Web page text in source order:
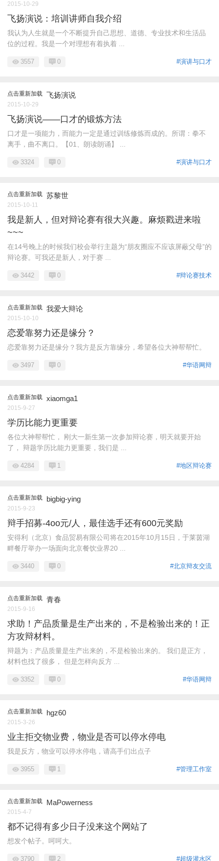
2015-10-29
飞扬演说：培训讲师自我介绍
我认为人生就是一个不断提升自己思想、道德、专业技术和生活品
位的过程。我是一个对理想有着执着 ...
#演讲与口才
3557 0
点击重新加载 飞扬演说
2015-10-29
飞扬演说——口才的锻炼方法
口才是一项能力，而能力一定是通过训练修炼而成的。所谓：拳不
离手，曲不离口。【01、朗读朗诵】 ...
#演讲与口才
3324 0
点击重新加载 苏黎世
2015-10-11
我是新人，但对辩论赛有很大兴趣。麻烦戳进来啦
~~~
在14号晚上的时候我们校会举行主题为“朋友圈应不应该屏蔽父母”的
辩论赛。可我还是新人，对于赛 ...
#辩论赛技术
3442 0
点击重新加载 我爱大辩论
2015-10-10
恋爱靠努力还是缘分？
恋爱靠努力还是缘分？我方是反方靠缘分，希望各位大神帮帮忙。
#华语网辩
3497 0
点击重新加载 xiaomga1
2015-9-27
学历比能力更重要
各位大神帮帮忙， 刚大一新生第一次参加辩论赛，明天就要开始
了， 辩题学历比能力更重要，我们是 ...
#地区辩论赛
4284 1
点击重新加载 bigbig-ying
2015-9-23
辩手招募-4oo元/人，最佳选手还有600元奖励
安得利（北京）食品贸易有限公司将在2015年10月15日，于莱茵湖
畔餐厅举办一场面向北京餐饮业界20 ...
#北京辩友交流
3440 0
点击重新加载 青春
2015-9-16
求助！产品质量是生产出来的，不是检验出来的！正
方攻辩材料。
辩题为：产品质量是生产出来的，不是检验出来的。 我们是正方，
材料也找了很多， 但是怎样向反方 ...
#华语网辩
3352 0
点击重新加载 hgz60
2015-3-26
业主拒交物业费，物业是否可以停水停电
我是反方，物业可以停水停电，请高手们出点子
#管理工作室
3955 1
点击重新加载 MaPowerness
2015-4-7
都不记得有多少日子没来这个网站了
想发个帖子。呵呵大。
#超级灌水区
3790 2